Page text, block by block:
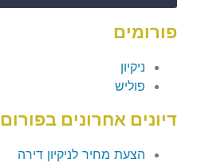
פורומים
ניקיון
פוליש
דיונים אחרונים בפורום
הצעת מחיר לניקיון דירה